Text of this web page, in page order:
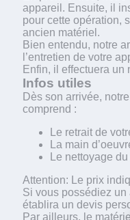
appareil. Ensuite, il
pour cette opération,
ancien matériel.
Bien entendu, notre
l’entretien de votre
Enfin, il effectuera un
Infos utiles
Dès son arrivée,
comprend :
Le retrait de
La main
Le nettoyage
Attention: Le prix
Si vous possédiez un
établira un devis
Par ailleurs, le